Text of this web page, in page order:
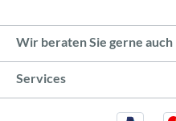
Wir beraten Sie gerne
Services